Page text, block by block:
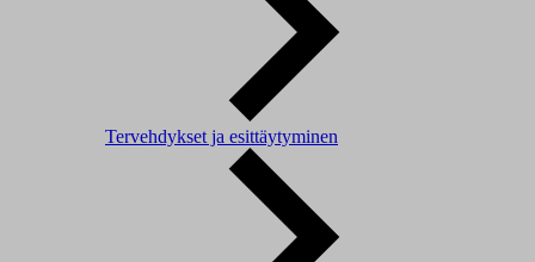
Tervehdykset ja esittäytyminen